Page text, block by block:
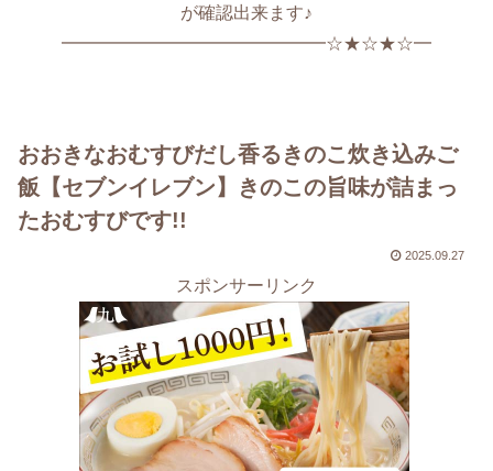
が確認出来ます♪
━━━━━━━━━━━━━━━☆★☆★☆━
おおきなおむすびだし香るきのこ炊き込みご
飯【セブンイレブン】きのこの旨味が詰まっ
たおむすびです!!
2025.09.27
スポンサーリンク